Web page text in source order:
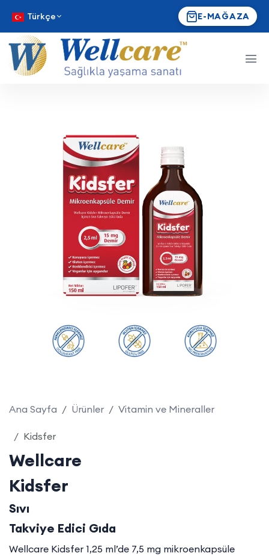
Türkçe E-MAĞAZA
Ana Sayfa Ürünler Vitamin ve Mineraller
Kidsfer
Wellcare
Kidsfer
Sıvı
Takviye Edici Gıda
Wellcare Kidsfer 1,25 ml’de 7,5 mg mikroenkapsüle